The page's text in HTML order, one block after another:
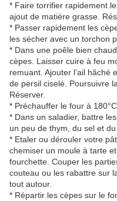
* Faire torrifier rapidement
ajout de matière grasse.
* Passer rapidement les
les sécher avec un torchon
* Dans une poêle bien
cèpes. Laisser cuire à feu
remuant. Ajouter l'ail hâché
de persil ciselé. Poursuivre
Réserver.
* Préchauffer le four à 180°C
* Dans un saladier, battre
un peu de thym, du sel et du
* Etaler ou dérouler votre
chemiser un moule à tarte
fourchette. Couper les
couteau ou les rabattre sur
tout autour.
* Répartir les cèpes sur le